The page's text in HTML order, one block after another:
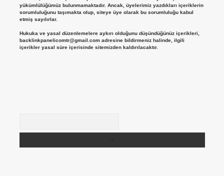
yükümlülüğümüz bulunmamaktadır. Ancak, üyelerimiz yazdıkları içeriklerin
sorumluluğunu taşımakta olup, siteye üye olarak bu sorumluluğu kabul
etmiş sayılırlar.
Hukuka ve yasal düzenlemelere aykırı olduğunu düşündüğünüz içerikleri,
backlinkpanelicomtr@gmail.comadresine bildirmeniz halinde, ilgili
içerikler yasal süre içerisinde sitemizden kaldırılacaktır.